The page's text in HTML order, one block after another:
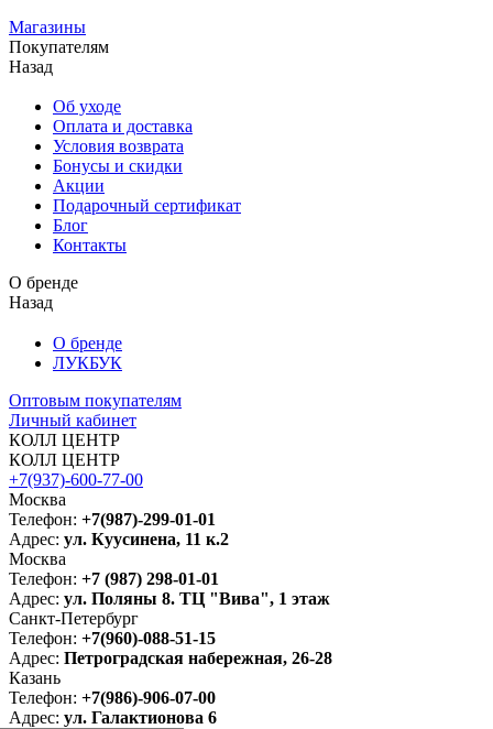
Магазины
Покупателям
Назад
Об уходе
Оплата и доставка
Условия возврата
Бонусы и скидки
Акции
Подарочный сертификат
Блог
Контакты
О бренде
Назад
О бренде
ЛУКБУК
Оптовым покупателям
Личный кабинет
КОЛЛ ЦЕНТР
КОЛЛ ЦЕНТР
+7(937)-600-77-00
Москва
Телефон: +7(987)-299-01-01
Адрес: ул. Куусинена, 11 к.2
Москва
Телефон: +7 (987) 298-01-01
Адрес: ул. Поляны 8. ТЦ "Вива", 1 этаж
Санкт-Петербург
Телефон: +7(960)-088-51-15
Адрес: Петроградская набережная, 26-28
Казань
Телефон: +7(986)-906-07-00
Адрес: ул. Галактионова 6